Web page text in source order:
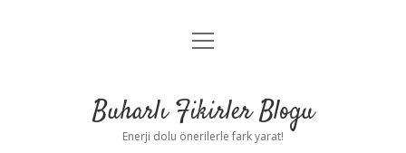
Anasayfa
Yasal Uyarı
menüyü
Buharlı Fikirler Blogu
Enerji dolu önerilerle fark yarat!